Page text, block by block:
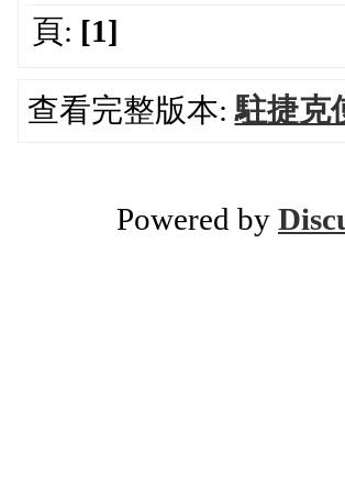
頁: [1]
查看完整版本:駐捷克
Powered by